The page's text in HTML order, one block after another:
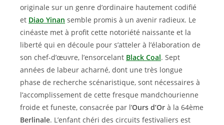
originale sur un genre d’ordinaire hautement codifié
et Diao Yinan semble promis à un avenir radieux. Le
cinéaste met à profit cette notoriété naissante et la
liberté qui en découle pour s’atteler à l’élaboration de
son chef-d’œuvre, l’ensorcelant Black Coal. Sept
années de labeur acharné, dont une très longue
phase de recherche scénaristique, sont nécessaires à
l’accomplissement de cette fresque mandchourienne
froide et funeste, consacrée par l’Ours d’Or à la 64ème
Berlinale. L’enfant chéri des circuits festivaliers est